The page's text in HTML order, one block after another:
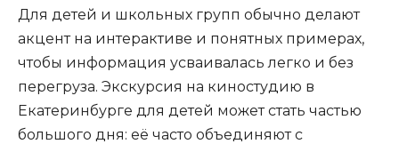
Для детей и школьных групп обычно делают
акцент на интерактиве и понятных примерах,
чтобы информация усваивалась легко и без
перегруза. Экскурсия на киностудию в
Екатеринбурге для детей может стать частью
большого дня: её часто объединяют с